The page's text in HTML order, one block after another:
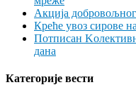
Акција
Креће увоз сирове
Потписан
дана
Категорије вести